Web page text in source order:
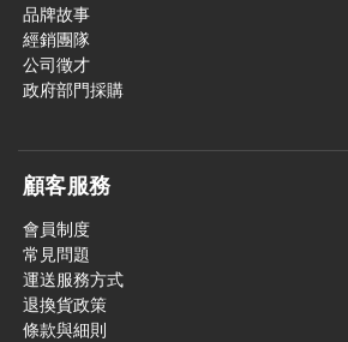
品牌故事
經銷團隊
公司徵才
政府部門採購
顧客服務
會員制度
常見問題
運送服務方式
退換貨政策
條款與細則